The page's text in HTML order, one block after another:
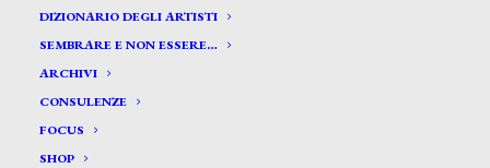
DIZIONARIO DEGLI ARTISTI
SEMBRARE E NON ESSERE…
ARCHIVI
CONSULENZE
FOCUS
SHOP
Delavigne